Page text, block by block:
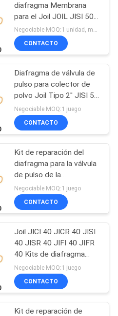
la válvula
900
de la
441
jet del
1179
diafragma Membrana
para el Joil JOIL JISI 50
JISR 50 JIFI 50 JIFR 50
válvula de pulso
Negociable MOQ:1 unidad, muestra disponible
CONTACTO
Diafragma de válvula de
pulso para colector de
polvo Joil Tipo 2'' JISI 50
JISR 50 JIFI 50 JIFR 50
Negociable MOQ:1 juego
CONTACTO
Kit de reparación del
diafragma para la válvula
de pulso de la
articulación JICI40
JISI40 JIFI40 JIHI40
Membrana
Negociable MOQ:1 juego
CONTACTO
Joil JICI 40 JICR 40 JISI
40 JISR 40 JIFI 40 JIFR
40 Kits de diafragma
para válvula de pulso 1
1/2''
Negociable MOQ:1 juego
CONTACTO
Kit de reparación de